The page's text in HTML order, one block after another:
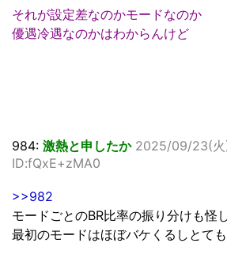
それが設定差なのかモードなのか
優遇冷遇なのかはわからんけど
984: 激熱と申したか 2025/09/23(
ID:fQxE+zMA0
>>982
モードごとのBR比率の振り分けも怪
最初のモードはほぼバケくるしとて